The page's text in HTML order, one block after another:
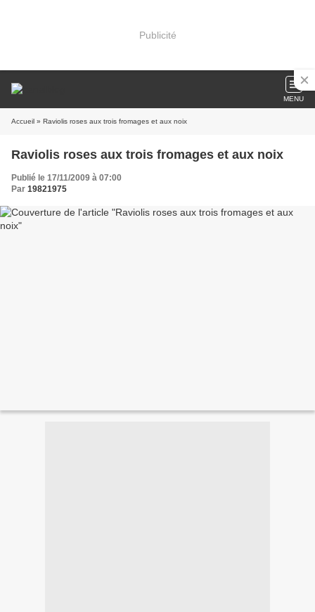
Publicité
MENU
Accueil » Raviolis roses aux trois fromages et aux noix
Raviolis roses aux trois fromages et aux noix
Publié le 17/11/2009 à 07:00
Par 19821975